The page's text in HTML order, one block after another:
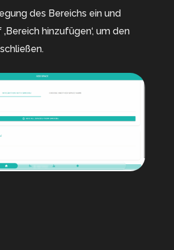
des Bereichs ein und
hinzufügen‘, um den